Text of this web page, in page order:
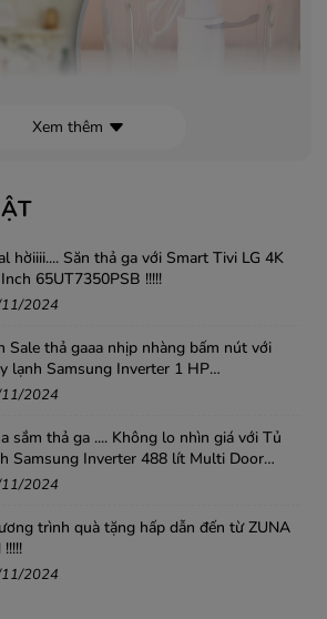
xay nhuyễn nhanh chóng
MJ-BC200G hoạt động với công
xử lý các loại thực phẩm như thịt, cá,
chóng và dễ dàng. Sản phẩm
và công sức cho người nội trợ.
Xem thêm
Săn thả ga với Smart Tivi LG 4K
65UT7350PSB !!!!!
2024
Sale thả gaaa nhịp nhàng bấm nút với
lạnh Samsung Inverter 1 HP
.....!!!
2024
sắm thả ga .... Không lo nhìn giá với Tủ
Samsung Inverter 488 lít Multi Door
SV
2024
trình quà tặng hấp dẫn đến từ ZUNA
2024